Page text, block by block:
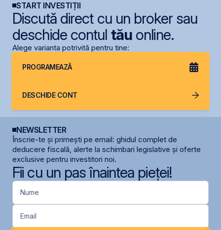
START INVESTIȚII
Discută direct cu un broker sau
deschide contul tăuonline.
Alege varianta potrivită pentru tine:
PROGRAMEAZĂ
DESCHIDE CONT
NEWSLETTER
Înscrie-te și primești pe email: ghidul complet de
deducere fiscală, alerte la schimbari legislative și oferte
exclusive pentru investitori noi.
Fii cu un pas înaintea pieței!
Nume
Email